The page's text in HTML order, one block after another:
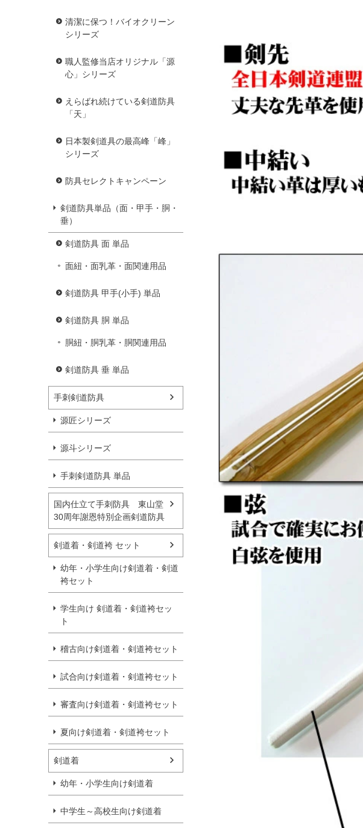
清潔に保つ！バイオクリーン
シリーズ
職人監修当店オリジナル「源
心」シリーズ
えらばれ続けている剣道防具
「天」
日本製剣道具の最高峰「峰」
シリーズ
防具セレクトキャンペーン
剣道防具単品（面・甲手・胴・
垂）
剣道防具 面 単品
面紐・面乳革・面関連用品
剣道防具 甲手(小手) 単品
剣道防具 胴 単品
胴紐・胴乳革・胴関連用品
剣道防具 垂 単品
手刺剣道防具
源匠シリーズ
源斗シリーズ
手刺剣道防具 単品
国内仕立て手刺防具 東山堂
30周年謝恩特別企画剣道防具
剣道着・剣道袴 セット
幼年・小学生向け剣道着・剣道
袴セット
学生向け 剣道着・剣道袴セッ
ト
稽古向け剣道着・剣道袴セット
試合向け剣道着・剣道袴セット
審査向け剣道着・剣道袴セット
夏向け剣道着・剣道袴セット
剣道着
幼年・小学生向け剣道着
中学生～高校生向け剣道着